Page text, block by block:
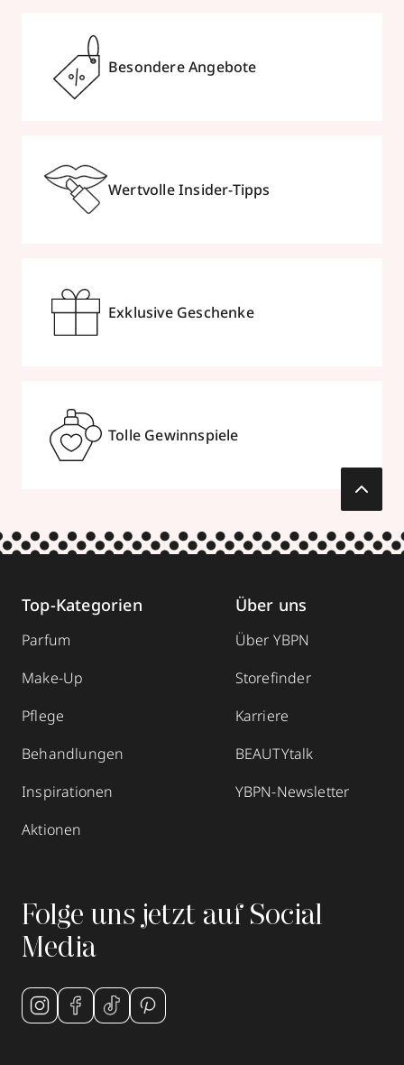
Besondere Angebote
Wertvolle Insider-Tipps
Exklusive Geschenke
Tolle Gewinnspiele
Top-Kategorien
Parfum
Make-Up
Pflege
Behandlungen
Inspirationen
Aktionen
Über uns
Über YBPN
Storefinder
Karriere
BEAUTYtalk
YBPN-Newsletter
Folge uns jetzt auf Social
Media